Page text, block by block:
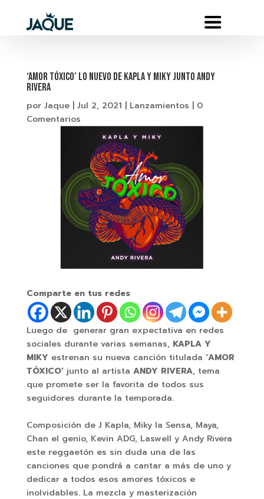
‘AMOR TÓXICO’ LO NUEVO DE KAPLA Y MIKY JUNTO ANDY
RIVERA
por Jaque| Jul 2, 2021 Lanzamientos
0
Comentarios
Comparte en tus redes
Luego de generar gran expectativa en redes
sociales durante varias semanas, KAPLA Y
MIKY estrenan su nueva canción titulada ‘AMOR
TÓXICO’junto al artista ANDY RIVERA, tema
que promete ser la favorita de todos sus
seguidores durante la temporada.
Composición de J Kapla, Miky la Sensa, Maya,
Chan el genio, Kevin ADG, Laswell y Andy Rivera
este reggaetón es sin duda una de las
canciones que pondrá a cantar a más de uno y
dedicar a todos esos amores tóxicos e
inolvidables. La mezcla y masterización